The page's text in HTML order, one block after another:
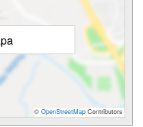
© OpenStreetMap Contributors